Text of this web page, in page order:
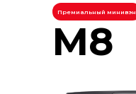
M8
Премиальный минивэн